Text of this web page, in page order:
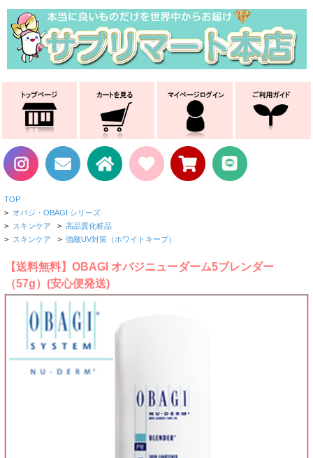
TOP
> オバジ・OBAGI シリーズ
> スキンケア > 高品質化粧品
> スキンケア > 強敵UV対策（ホワイトキープ）
【送料無料】OBAGI オバジニューダーム5ブレンダー
（57g）(安心便発送)